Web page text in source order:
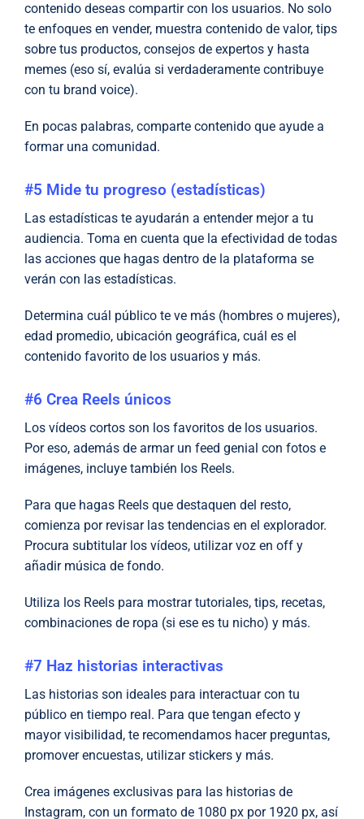
contenido deseas compartir con los usuarios. No solo
te enfoques en vender, muestra contenido de valor, tips
sobre tus productos, consejos de expertos y hasta
memes (eso sí, evalúa si verdaderamente contribuye
con tu brand voice).
En pocas palabras, comparte contenido que ayude a
formar una comunidad.
#5 Mide tu progreso (estadísticas)
Las estadísticas te ayudarán a entender mejor a tu
audiencia. Toma en cuenta que la efectividad de todas
las acciones que hagas dentro de la plataforma se
verán con las estadísticas.
Determina cuál público te ve más (hombres o mujeres),
edad promedio, ubicación geográfica, cuál es el
contenido favorito de los usuarios y más.
#6 Crea Reels únicos
Los vídeos cortos son los favoritos de los usuarios.
Por eso, además de armar un feed genial con fotos e
imágenes, incluye también los Reels.
Para que hagas Reels que destaquen del resto,
comienza por revisar las tendencias en el explorador.
Procura subtitular los vídeos, utilizar voz en off y
añadir música de fondo.
Utiliza los Reels para mostrar tutoriales, tips, recetas,
combinaciones de ropa (si ese es tu nicho) y más.
#7 Haz historias interactivas
Las historias son ideales para interactuar con tu
público en tiempo real. Para que tengan efecto y
mayor visibilidad, te recomendamos hacer preguntas,
promover encuestas, utilizar stickers y más.
Crea imágenes exclusivas para las historias de
Instagram, con un formato de 1080 px por 1920 px, así